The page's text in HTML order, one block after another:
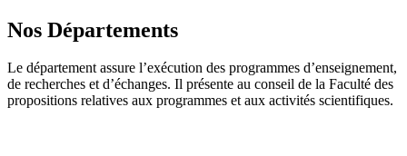
Nos Départements
Le département assure l’exécution des programmes d’enseignement,
de recherches et d’échanges. Il présente au conseil de la Faculté des
propositions relatives aux programmes et aux activités scientifiques.